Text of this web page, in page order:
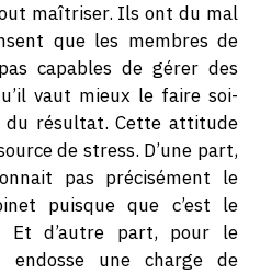
maîtriser. Ils ont du mal
que les membres de
capables de gérer des
vaut mieux le faire soi-
résultat. Cette attitude
de stress. D’une part,
pas précisément le
puisque que c’est le
d’autre part, pour le
endosse une charge de